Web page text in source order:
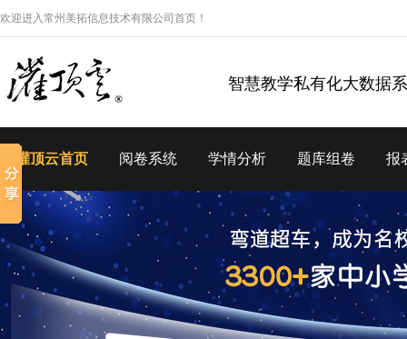
欢迎进入常州美拓信息技术有限公司首页！
智慧教学私有化大数据
灌顶云首页 阅卷系统 学情分析 题库组卷 报